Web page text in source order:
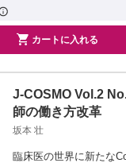
 カートに入れる
J-COSMO Vol.2
師の働き方改革
坂本 壮
臨床医の世界に新たな